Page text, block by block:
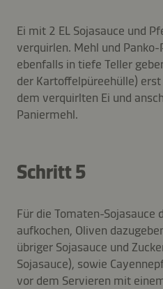
Ei mit 2 EL Sojasauce und
verquirlen. Mehl und
ebenfalls in tiefe Teller
der Kartoffelpüreehülle)
dem verquirlten Ei und
Paniermehl.
Schritt 5
Für die Tomaten-Sojasauce
aufkochen, Oliven
übriger Sojasauce und
Sojasauce), sowie
vor dem Servieren mit